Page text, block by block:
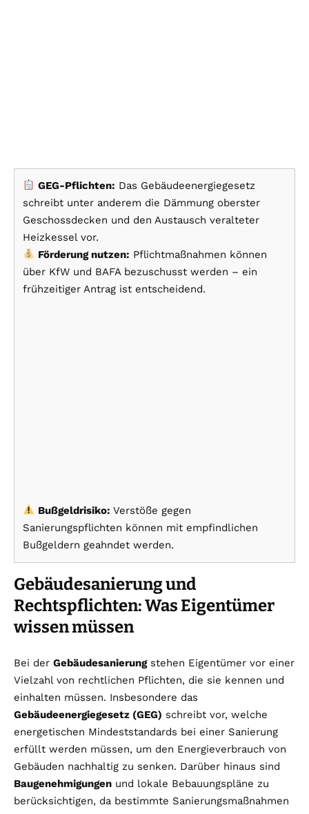
GEG-Pflichten: Das Gebäudeenergiegesetz
schreibt unter anderem die Dämmung oberster
Geschossdecken und den Austausch veralteter
Heizkessel vor.
Förderung nutzen: Pflichtmaßnahmen können
über KfW und BAFA bezuschusst werden – ein
frühzeitiger Antrag ist entscheidend.
Bußgeldrisiko: Verstöße gegen
Sanierungspflichten können mit empfindlichen
Bußgeldern geahndet werden.
Gebäudesanierung und
Rechtspflichten: Was Eigentümer
wissen müssen
Bei der Gebäudesanierungstehen Eigentümer vor einer
Vielzahl von rechtlichen Pflichten, die sie kennen und
einhalten müssen. Insbesondere das
Gebäudeenergiegesetz (GEG) schreibt vor, welche
energetischen Mindeststandards bei einer Sanierung
erfüllt werden müssen, um den Energieverbrauch von
Gebäuden nachhaltig zu senken. Darüber hinaus sind
Baugenehmigungen und lokale Bebauungspläne zu
berücksichtigen, da bestimmte Sanierungsmaßnahmen